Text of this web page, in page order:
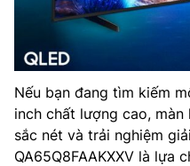
Nếu bạn đang tìm kiếm
inch chất lượng cao, màn
sắc nét và trải nghiệm
QA65Q8FAAKXXV là lựa